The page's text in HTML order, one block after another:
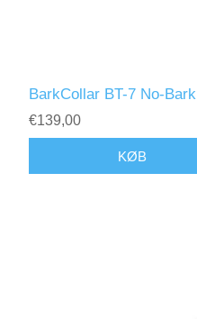
BarkCollar BT-7 No-Bark
€139,00